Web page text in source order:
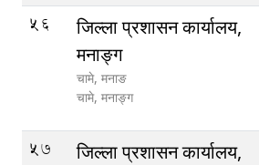
56
जिल्ला प्रशासन कार्यालय,
मनाङ्ग
चामे, मनाङ
चामे, मनाङ्ग
57
जिल्ला प्रशासन कार्यालय,